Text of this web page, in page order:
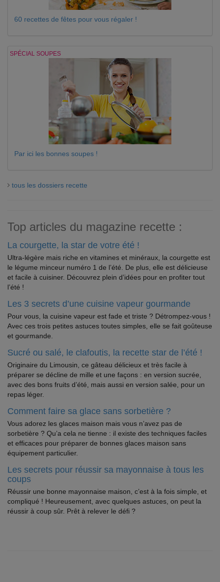
60 recettes de fêtes pour vous régaler !
SPÉCIAL SOUPES
Par ici les bonnes soupes !
tous les dossiers recette
Top articles du magazine recette :
La courgette, la star de votre été !
Ultra-légère mais riche en vitamines et minéraux, la courgette est
le légume minceur numéro 1 de l’été. De plus, elle est délicieuse
et facile à cuisiner. Découvrez plein d’idées pour en profiter tout
l’été !
Les 3 secrets d’une cuisine vapeur gourmande
Pour vous, la cuisine vapeur est fade et triste ? Détrompez-vous !
Avec ces trois petites astuces toutes simples, elle se fait goûteuse
et gourmande.
Sucré ou salé, le clafoutis, la recette star de l’été !
Originaire du Limousin, ce gâteau délicieux et très facile à
préparer se décline de mille et une façons : en version sucrée,
avec des bons fruits d’été, mais aussi en version salée, pour un
repas léger.
Comment faire sa glace sans sorbetière ?
Vous adorez les glaces maison mais vous n’avez pas de
sorbetière ? Qu’a cela ne tienne : il existe des techniques faciles
et efficaces pour préparer de bonnes glaces maison sans
équipement particulier.
Les secrets pour réussir sa mayonnaise à tous les
coups
Réussir une bonne mayonnaise maison, c’est à la fois simple, et
compliqué ! Heureusement, avec quelques astuces, on peut la
réussir à coup sûr. Prêt à relever le défi ?